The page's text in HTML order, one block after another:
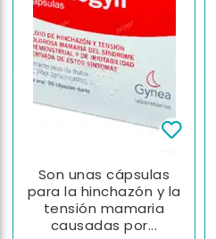
Son unas cápsulas
para la hinchazón y la
tensión mamaria
causadas por...